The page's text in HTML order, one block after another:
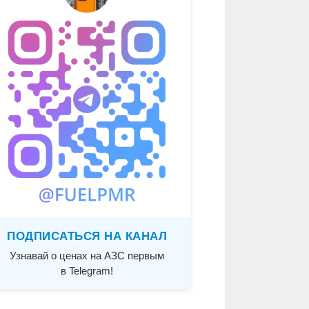
ПОДПИСАТЬСЯ НА КАНАЛ
Узнавай о ценах на АЗС первым
в Telegram!